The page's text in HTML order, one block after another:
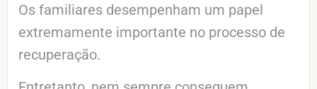
Os familiares desempenham um papel
extremamente importante no processo de
recuperação.